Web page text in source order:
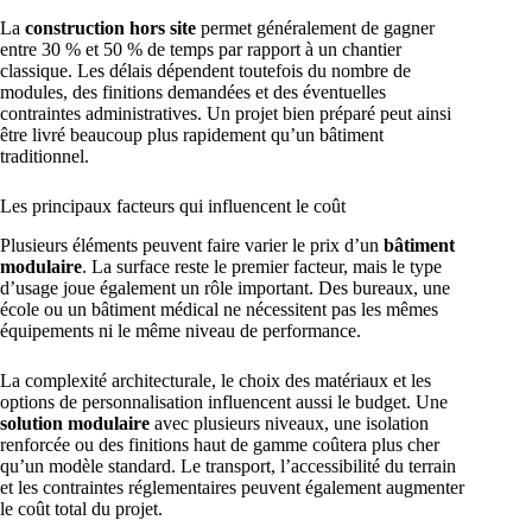
La construction hors site permet généralement de gagner
entre 30 % et 50 % de temps par rapport à un chantier
classique. Les délais dépendent toutefois du nombre de
modules, des finitions demandées et des éventuelles
contraintes administratives. Un projet bien préparé peut ainsi
être livré beaucoup plus rapidement qu’un bâtiment
traditionnel.
Les principaux facteurs qui influencent le coût
Plusieurs éléments peuvent faire varier le prix d’un bâtiment
modulaire. La surface reste le premier facteur, mais le type
d’usage joue également un rôle important. Des bureaux, une
école ou un bâtiment médical ne nécessitent pas les mêmes
équipements ni le même niveau de performance.
La complexité architecturale, le choix des matériaux et les
options de personnalisation influencent aussi le budget. Une
solution modulaire avec plusieurs niveaux, une isolation
renforcée ou des finitions haut de gamme coûtera plus cher
qu’un modèle standard. Le transport, l’accessibilité du terrain
et les contraintes réglementaires peuvent également augmenter
le coût total du projet.